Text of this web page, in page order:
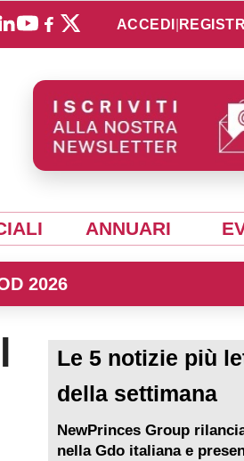
ACCEDI
ANNUARI
2026
Le 5 notizie più
della settimana
NewPrinces Group
nella Gdo italiana e